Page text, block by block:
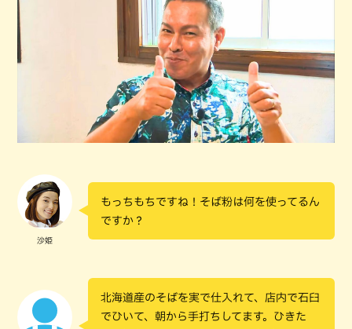
沙姫
もっちもちですね！そば粉は何を使ってるん
ですか？
北海道産のそばを実で仕入れて、店内で石臼
でひいて、朝から手打ちしてます。ひきた